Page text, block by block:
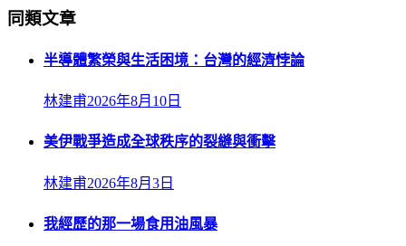
同類文章
半導體繁榮與生活困境：台灣的經濟悖論
林建甫2026年8月10日
美伊戰爭造成全球秩序的裂縫與衝擊
林建甫2026年8月3日
我經歷的那一場食用油風暴